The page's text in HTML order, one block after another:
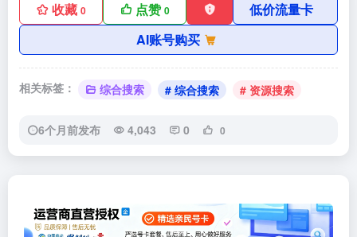
收藏 0 点赞0
低价流量卡
AI账号购买
相关标签： 综合搜索 # 综合搜索 # 资源搜索
6个月前发布 4,043 0 0